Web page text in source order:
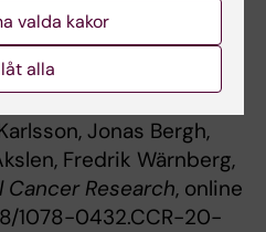
predicts resistance
within the SweDCIS
Strell, Dick
Aglaia Schiza,
Jonas Bergh,
Fredrik Wärnberg,
Cancer Research, online
1078-0432.CCR-20-
valda kakor
alla